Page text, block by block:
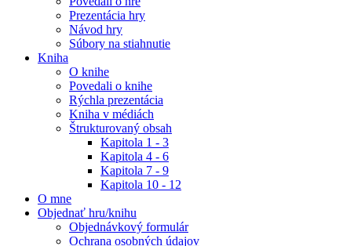
Prezentácia hry
Návod hry
Súbory na stiahnutie
Kniha
O knihe
Povedali o knihe
Rýchla prezentácia
Kniha v médiách
Štrukturovaný obsah
Kapitola 1 - 3
Kapitola 4 - 6
Kapitola 7 - 9
Kapitola 10 - 12
O mne
Objednať hru/knihu
Objednávkový formulár
Ochrana osobných údajov